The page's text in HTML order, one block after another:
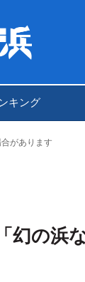
キング
があります
幻の浜